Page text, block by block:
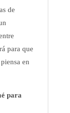
de
para que
en
para